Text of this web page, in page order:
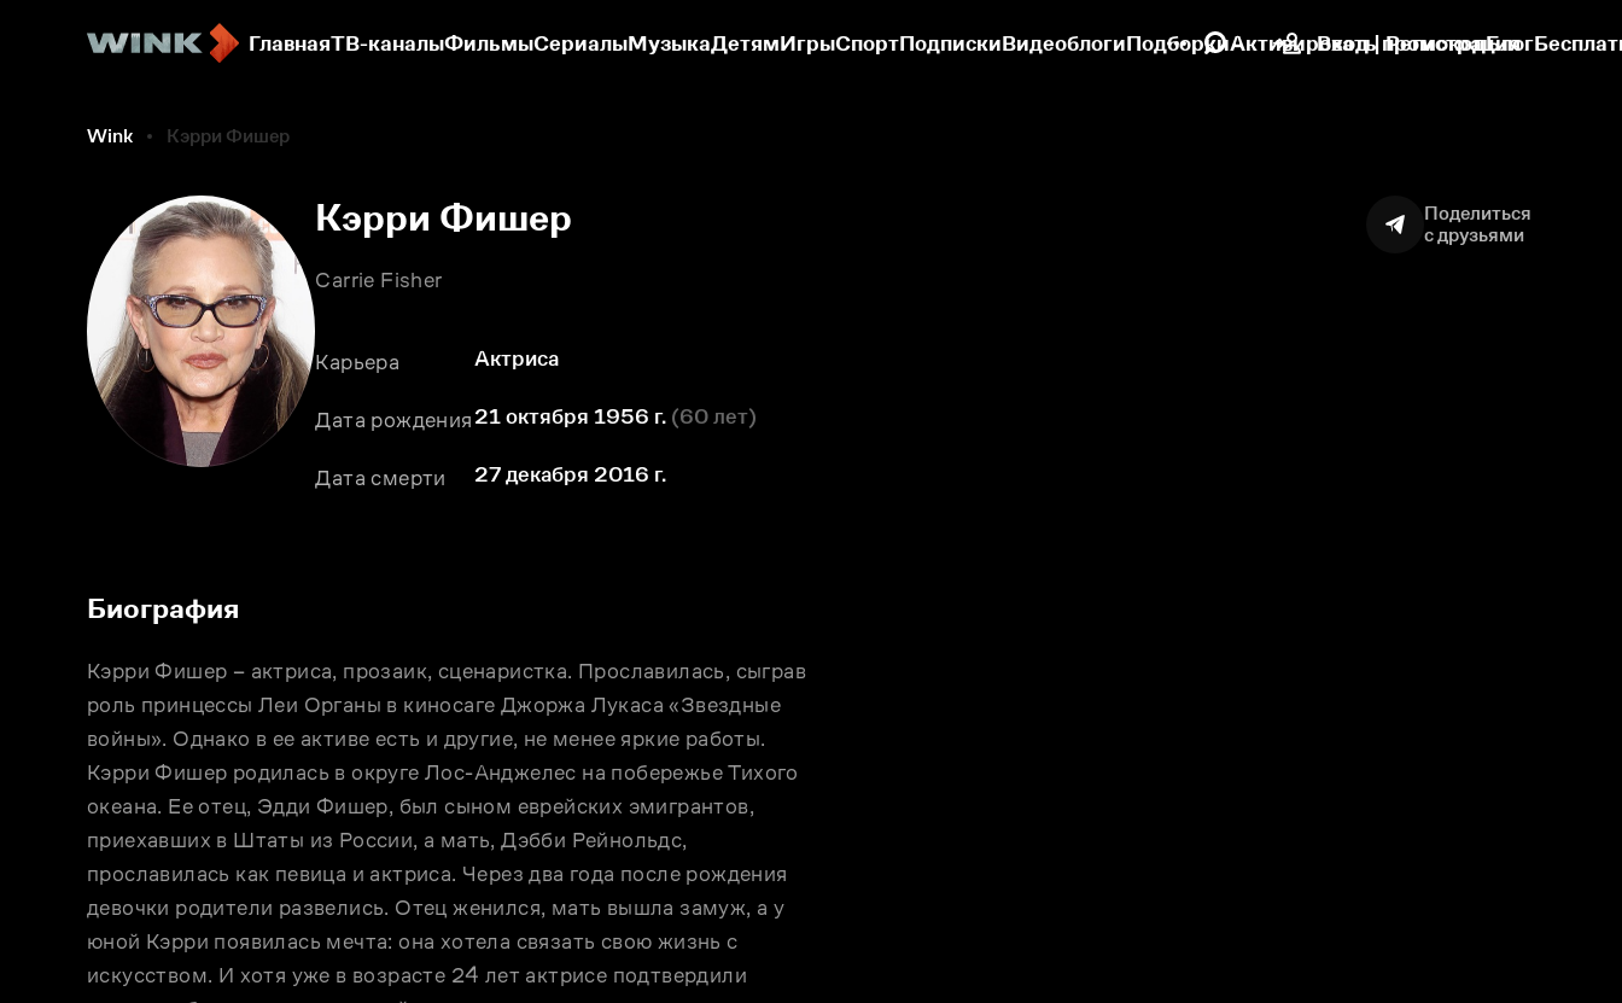
ГлавнаяТВ-каналыФильмыСериалыМузыкаДетямИгрыСпортПодпискиВидеоблогиПодборкиАктивировать промокодБлог
Вход | Регистрация
Wink Кэрри Фишер
Кэрри Фишер
Carrie Fisher
Поделиться
с друзьями
Карьера Актриса
Дата рождения 21 октября 1956 г. (60 лет)
Дата смерти 27 декабря 2016 г.
Биография
Кэрри Фишер – актриса, прозаик, сценаристка. Прославилась, сыграв
роль принцессы Леи Органы в киносаге Джоржа Лукаса «Звездные
войны». Однако в ее активе есть и другие, не менее яркие работы.
Кэрри Фишер родилась в округе Лос-Анджелес на побережье Тихого
океана. Ее отец, Эдди Фишер, был сыном еврейских эмигрантов,
приехавших в Штаты из России, а мать, Дэбби Рейнольдс,
прославилась как певица и актриса. Через два года после рождения
девочки родители развелись. Отец женился, мать вышла замуж, а у
юной Кэрри появилась мечта: она хотела связать свою жизнь с
искусством. И хотя уже в возрасте 24 лет актрисе подтвердили